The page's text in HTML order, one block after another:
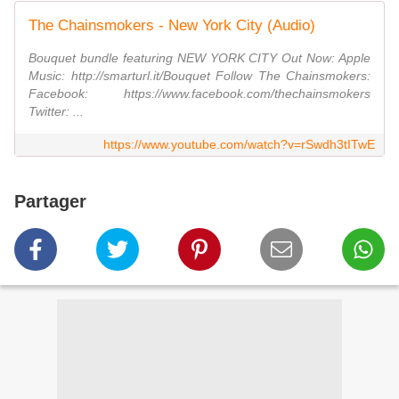
The Chainsmokers - New York City (Audio)
Bouquet bundle featuring NEW YORK CITY Out Now: Apple
Music: http://smarturl.it/Bouquet Follow The Chainsmokers:
Facebook: https://www.facebook.com/thechainsmokers
Twitter: ...
https://www.youtube.com/watch?v=rSwdh3tITwE
Partager